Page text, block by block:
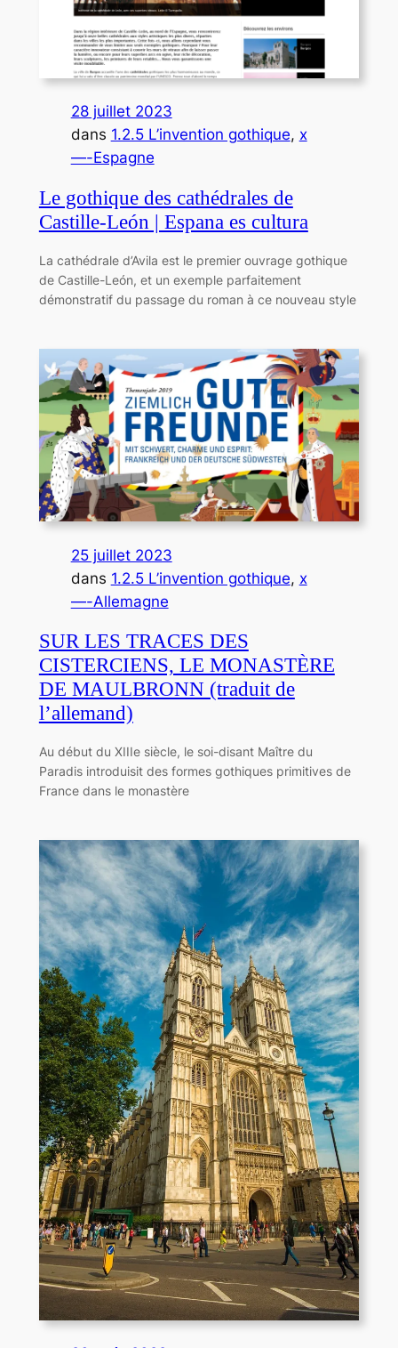
28 juillet 2023
dans 1.2.5 L’invention gothique, x
—-Espagne
Le gothique des cathédrales de
Castille-León | Espana es cultura
La cathédrale d’Avila est le premier ouvrage gothique
de Castille-León, et un exemple parfaitement
démonstratif du passage du roman à ce nouveau style
25 juillet 2023
dans 1.2.5 L’invention gothique, x
—-Allemagne
SUR LES TRACES DES
CISTERCIENS, LE MONASTÈRE
DE MAULBRONN (traduit de
l’allemand)
Au début du XIIIe siècle, le soi-disant Maître du
Paradis introduisit des formes gothiques primitives de
France dans le monastère